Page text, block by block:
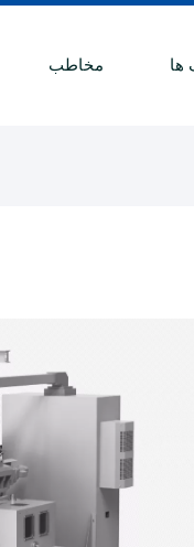
مخاطب ها